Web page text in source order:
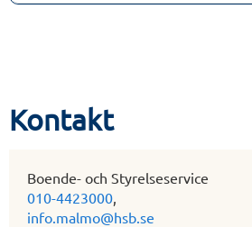
Kontakt
Boende- och Styrelseservice
010-4423000
info.malmo@hsb.se